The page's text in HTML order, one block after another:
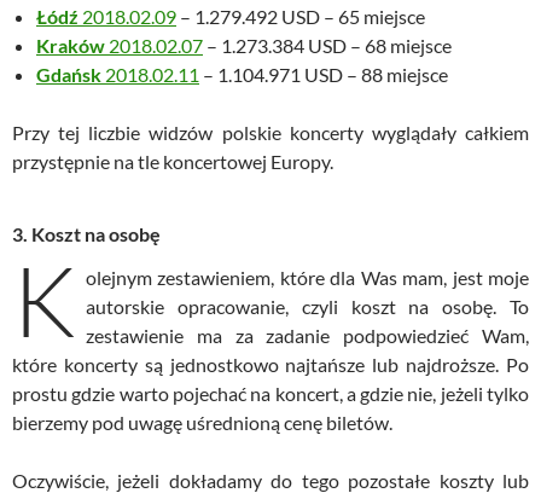
Łódź 2018.02.09 – 1.279.492 USD – 65 miejsce
Kraków 2018.02.07 – 1.273.384 USD – 68 miejsce
Gdańsk 2018.02.11 – 1.104.971 USD – 88 miejsce
Przy tej liczbie widzów polskie koncerty wyglądały całkiem
przystępnie na tle koncertowej Europy.
3. Koszt na osobę
K olejnym zestawieniem, które dla Was mam, jest moje
autorskie opracowanie, czyli koszt na osobę. To
zestawienie ma za zadanie podpowiedzieć Wam,
które koncerty są jednostkowo najtańsze lub najdroższe. Po
prostu gdzie warto pojechać na koncert, a gdzie nie, jeżeli tylko
bierzemy pod uwagę uśrednioną cenę biletów.
Oczywiście, jeżeli dokładamy do tego pozostałe koszty lub